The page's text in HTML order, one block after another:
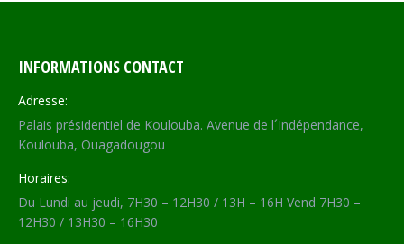
INFORMATIONS CONTACT
Adresse:
Palais présidentiel de Koulouba. Avenue de l´Indépendance,
Koulouba, Ouagadougou
Horaires:
Du Lundi au jeudi, 7H30 – 12H30 / 13H – 16H Vend 7H30 –
12H30 / 13H30 – 16H30